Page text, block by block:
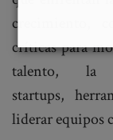
crecimiento,
críticas para
talento, la
startups,
liderar equipos